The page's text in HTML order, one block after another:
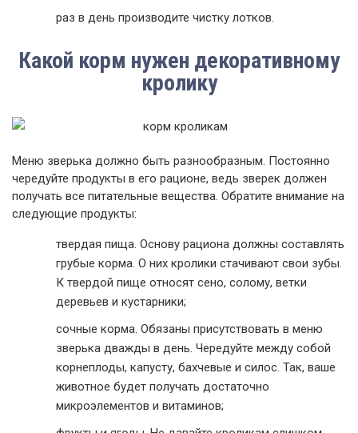
раз в день производите чистку лотков.
Какой корм нужен декоративному
кролику
Меню зверька должно быть разнообразным. Постоянно
чередуйте продукты в его рационе, ведь зверек должен
получать все питательные вещества. Обратите внимание на
следующие продукты:
твердая пища. Основу рациона должны составлять
грубые корма. О них кролики стачивают свои зубы.
К твердой пище относят сено, солому, ветки
деревьев и кустарники;
сочные корма. Обязаны присутствовать в меню
зверька дважды в день. Чередуйте между собой
корнеплоды, капусту, бахчевые и силос. Так, ваше
животное будет получать достаточно
микроэлементов и витаминов;